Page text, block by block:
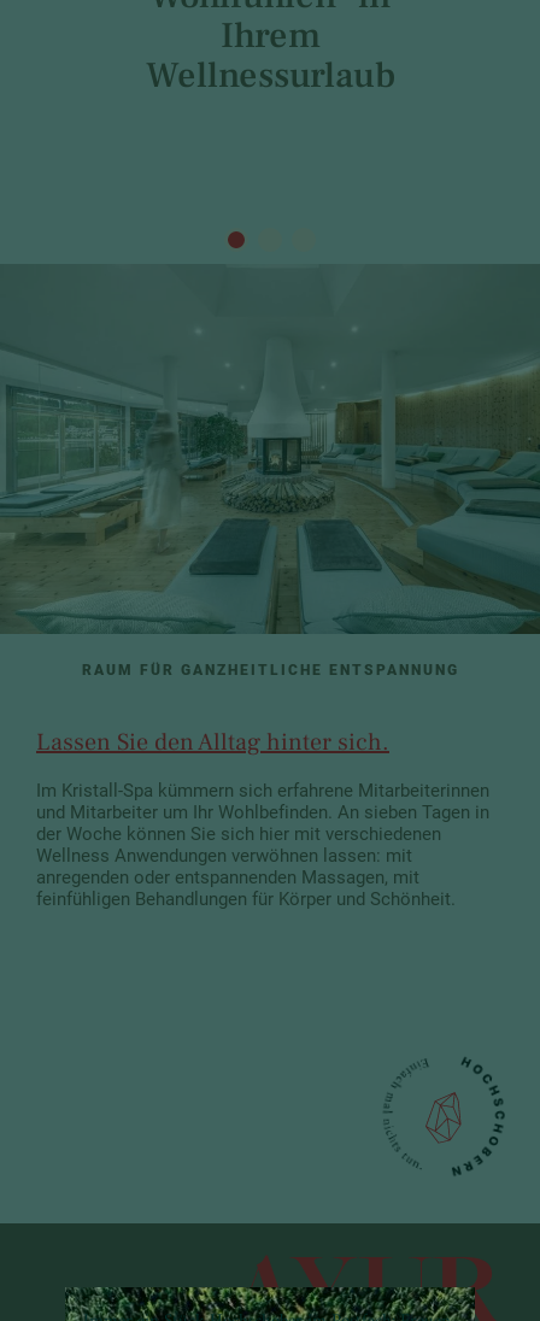
Ihrem
Wellnessurlaub
RAUM FÜR GANZHEITLICHE ENTSPANNUNG
Lassen Sie den Alltag hinter sich.
Im Kristall-Spa kümmern sich erfahrene Mitarbeiterinnen
und Mitarbeiter um Ihr Wohlbefinden. An sieben Tagen in
der Woche können Sie sich hier mit verschiedenen
Wellness Anwendungen verwöhnen lassen: mit
anregenden oder entspannenden Massagen, mit
feinfühligen Behandlungen für Körper und Schönheit.
AYUR